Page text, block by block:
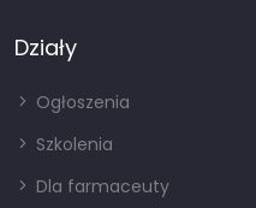
Działy
Ogłoszenia
Szkolenia
Dla farmaceuty